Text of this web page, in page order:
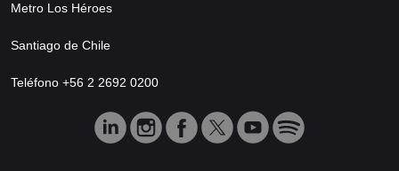
Metro Los Héroes
Santiago de Chile
Teléfono +56 2 2692 0200